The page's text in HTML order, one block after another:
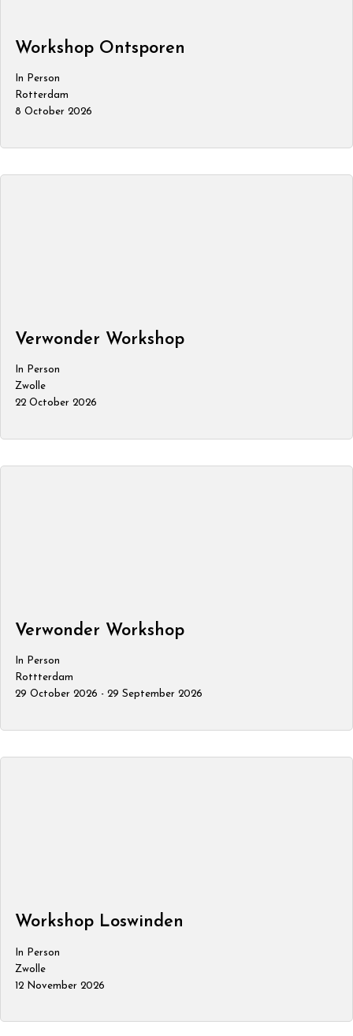
Workshop Ontsporen
In Person
Rotterdam
8 October 2026
Verwonder Workshop
In Person
Zwolle
22 October 2026
Verwonder Workshop
In Person
Rottterdam
29 October 2026 - 29 September 2026
Workshop Loswinden
In Person
Zwolle
12 November 2026